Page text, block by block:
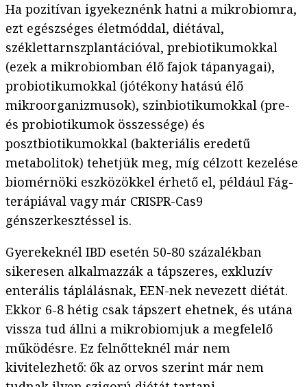
Ha pozitívan igyekeznénk hatni a mikrobiomra,
ezt egészséges életmóddal, diétával,
széklettarnszplantációval, prebiotikumokkal
(ezek a mikrobiomban élő fajok tápanyagai),
probiotikumokkal (jótékony hatású élő
mikroorganizmusok), szinbiotikumokkal (pre-
és probiotikumok összessége) és
posztbiotikumokkal (bakteriális eredetű
metabolitok) tehetjük meg, míg célzott kezelése
biomérnöki eszközökkel érhető el, például Fág-
terápiával vagy már CRISPR-Cas9
génszerkesztéssel is.
Gyerekeknél IBD esetén 50-80 százalékban
sikeresen alkalmazzák a tápszeres, exkluzív
enterális táplálásnak, EEN-nek nevezett diétát.
Ekkor 6-8 hétig csak tápszert ehetnek, és utána
vissza tud állni a mikrobiomjuk a megfelelő
működésre. Ez felnőtteknél már nem
kivitelezhető: ők az orvos szerint már nem